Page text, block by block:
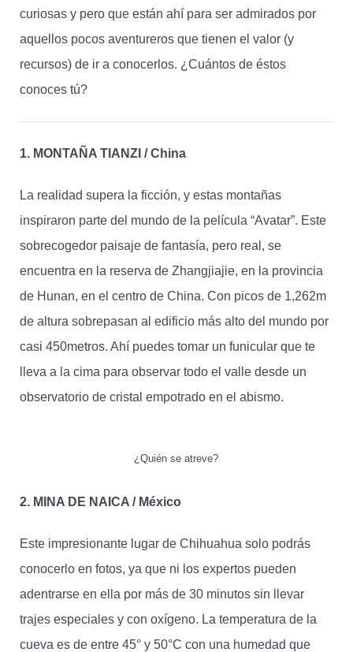
curiosas y pero que están ahí para ser admirados por
aquellos pocos aventureros que tienen el valor (y
recursos) de ir a conocerlos. ¿Cuántos de éstos
conoces tú?
1. MONTAÑA TIANZI / China
La realidad supera la ficción, y estas montañas
inspiraron parte del mundo de la película “Avatar”. Este
sobrecogedor paisaje de fantasía, pero real, se
encuentra en la reserva de Zhangjiajie, en la provincia
de Hunan, en el centro de China. Con picos de 1,262m
de altura sobrepasan al edificio más alto del mundo por
casi 450metros. Ahí puedes tomar un funicular que te
lleva a la cima para observar todo el valle desde un
observatorio de cristal empotrado en el abismo.
¿Quién se atreve?
2. MINA DE NAICA / México
Este impresionante lugar de Chihuahua solo podrás
conocerlo en fotos, ya que ni los expertos pueden
adentrarse en ella por más de 30 minutos sin llevar
trajes especiales y con oxígeno. La temperatura de la
cueva es de entre 45° y 50°C con una humedad que